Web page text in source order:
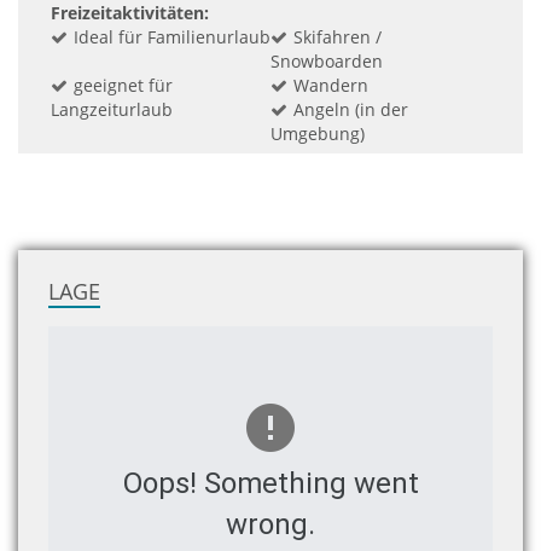
Freizeitaktivitäten:
Ideal für Familienurlaub
Skifahren /
Snowboarden
geeignet für
Langzeiturlaub
Wandern
Angeln (in der
Umgebung)
LAGE
Oops! Something went
wrong.